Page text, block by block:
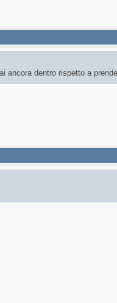
ancora dentro rispetto a